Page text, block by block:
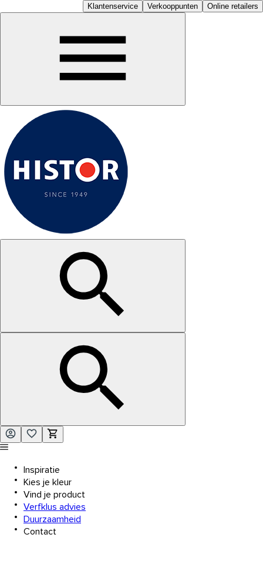
Klantenservice Verkooppunten Online retailers
Inspiratie
Kies je kleur
Vind je product
Verfklus advies
Duurzaamheid
Contact